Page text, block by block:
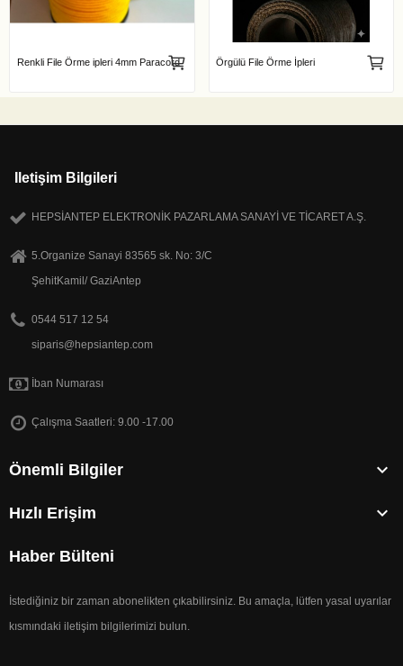
Renkli File Örme ipleri 4mm Paracord Örgülü File Örme İpleri
Iletişim Bilgileri
HEPSİANTEP ELEKTRONİK PAZARLAMA SANAYİ VE TİCARET A.Ş.
5.Organize Sanayi 83565 sk. No: 3/C
ŞehitKamil/ GaziAntep
0544 517 12 54
siparis@hepsiantep.com
İban Numarası
Çalışma Saatleri: 9.00 -17.00
Önemli Bilgiler 
Hızlı Erişim 
Haber Bülteni
İstediğiniz bir zaman abonelikten çıkabilirsiniz. Bu amaçla, lütfen yasal uyarılar
kısmındaki iletişim bilgilerimizi bulun.